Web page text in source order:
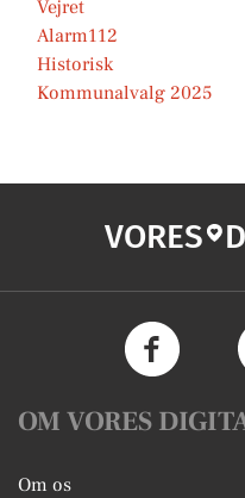
Vejret
Alarm112
Historisk
Kommunalvalg 2025
VORES
OM VORES
Om os